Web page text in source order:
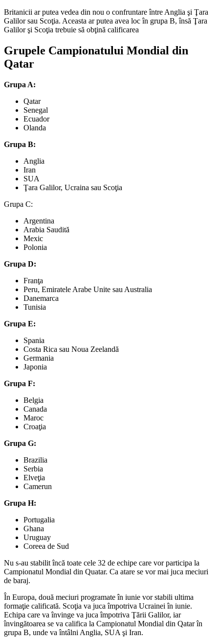
Britanicii ar putea vedea din nou o confruntare între Anglia şi Ţara
Galilor sau Scoţia. Aceasta ar putea avea loc în grupa B, însă Ţara
Galilor şi Scoţia trebuie să obţină calificarea
Grupele Campionatului Mondial din
Qatar
Grupa A:
Qatar
Senegal
Ecuador
Olanda
Grupa B:
Anglia
Iran
SUA
Ţara Galilor, Ucraina sau Scoţia
Grupa C:
Argentina
Arabia Saudită
Mexic
Polonia
Grupa D:
Franţa
Peru, Emiratele Arabe Unite sau Australia
Danemarca
Tunisia
Grupa E:
Spania
Costa Rica sau Noua Zeelandă
Germania
Japonia
Grupa F:
Belgia
Canada
Maroc
Croaţia
Grupa G:
Brazilia
Serbia
Elveţia
Camerun
Grupa H:
Portugalia
Ghana
Uruguay
Coreea de Sud
Nu s-au stabilit încă toate cele 32 de echipe care vor participa la
Campionatul Mondial din Quatar. Ca atare se vor mai juca meciuri
de baraj.
În Europa, două meciuri programate în iunie vor stabili ultima
formaţie calificată. Scoţia va juca împotriva Ucrainei în iunie.
Echipa care va învinge va juca împotriva Ţării Galilor, iar
învingătoarea se va califica la Campionatul Mondial din Qatar în
grupa B, unde va întâlni Anglia, SUA şi Iran.